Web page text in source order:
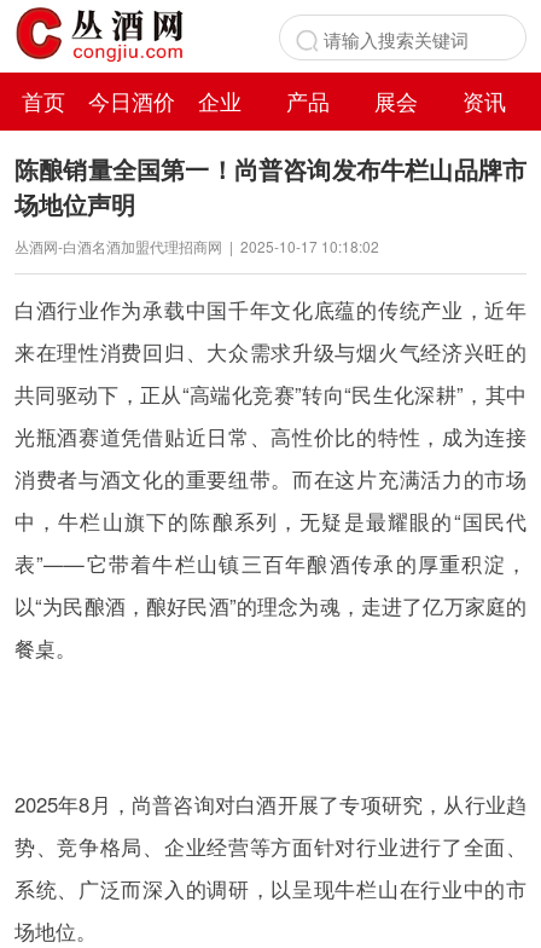
首页 今日酒价 企业 产品 展会
资讯
百科
陈酿销量全国第一！尚普咨询发布牛栏山品牌市
场地位声明
丛酒网-白酒名酒加盟代理招商网 | 2025-10-17 10:18:02
白酒行业作为承载中国千年文化底蕴的传统产业，近年
来在理性消费回归、大众需求升级与烟火气经济兴旺的
共同驱动下，正从“高端化竞赛”转向“民生化深耕”，其中
光瓶酒赛道凭借贴近日常、高性价比的特性，成为连接
消费者与酒文化的重要纽带。而在这片充满活力的市场
中，牛栏山旗下的陈酿系列，无疑是最耀眼的“国民代
表”——它带着牛栏山镇三百年酿酒传承的厚重积淀，
以“为民酿酒，酿好民酒”的理念为魂，走进了亿万家庭的
餐桌。
2025年8月，尚普咨询对白酒开展了专项研究，从行业趋
势、竞争格局、企业经营等方面针对行业进行了全面、
系统、广泛而深入的调研，以呈现牛栏山在行业中的市
场地位。